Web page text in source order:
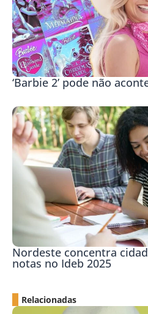
‘Barbie 2’ pode não
Nordeste concentra
notas no Ideb 2025
Relacionadas